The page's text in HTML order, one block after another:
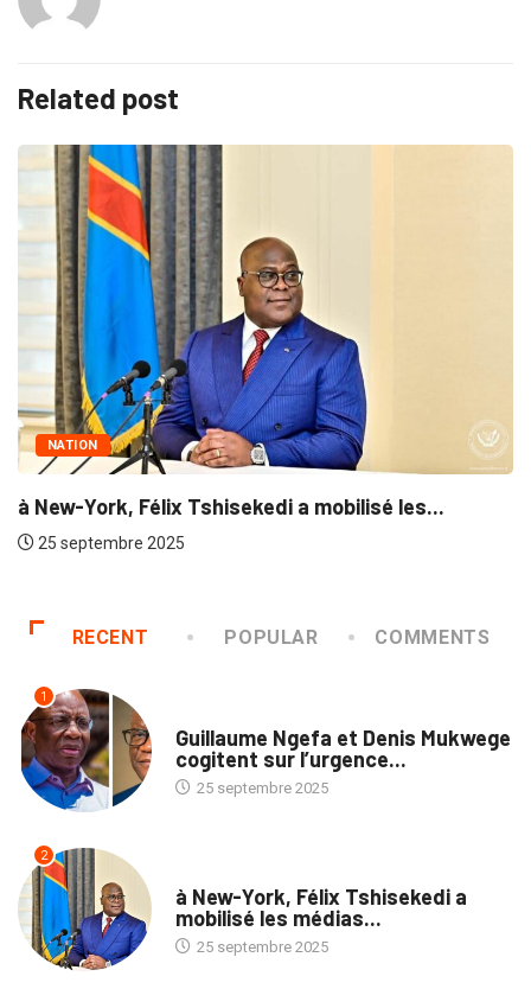
Related post
NATION
à New-York, Félix Tshisekedi a mobilisé les...
25 septembre 2025
RECENT POPULAR COMMENTS
1
Guillaume Ngefa et Denis Mukwege
cogitent sur l’urgence...
25 septembre 2025
2
à New-York, Félix Tshisekedi a
mobilisé les médias...
25 septembre 2025